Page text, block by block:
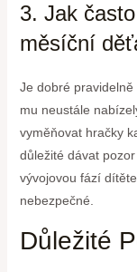
3. Jak
měsíční
Je dobré
mu neustále
vyměňovat hračky
důležité dávat
vývojovou fází
nebezpečné.
Důležité